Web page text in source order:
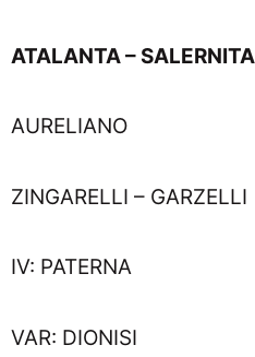
ATALANTA –
AURELIANO
ZINGARELLI – GARZELLI
IV: PATERNA
VAR: DIONISI